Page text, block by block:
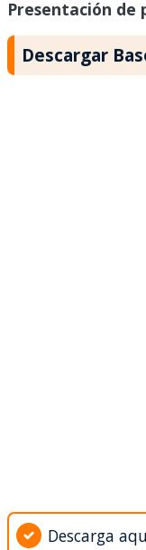
Presentación de
Descargar
Descarga